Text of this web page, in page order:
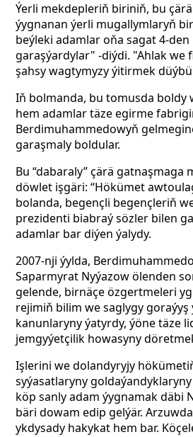
Ýerli mekdepleriň biriniň, bu
ýygnanan ýerli mugallymlaryň
beýleki adamlar oňa sagat 4-
garaşýardylar" -diýdi. "Ahlak we
şahsy wagtymyzy ýitirmek
Iň bolmanda, butomusda boldy
hem adamlar täze egirme
Berdimuhammedowyň
garaşmaly boldular.
Bu “dabaraly” çärä gatnaşmaga
döwlet işgäri: “Hökümet
bolanda, begençli begençleriň
prezidenti biabraý sözler bilen
adamlar bar diýen ýalydy.
2007-nji ýylda,
Saparmyrat Nyýazow ölenden
gelende, birnäçe özgertmeleri
rejimiň bilim we saglygy
kanunlaryny ýatyrdy, ýöne täze
jemgyýetçilik howasyny
Işlerini we dolandyryjy
syýasatlaryny
köp sanly adam ýygnamak däbi
bäri dowam edip gelýär.
ykdysady hakykat hem bar.